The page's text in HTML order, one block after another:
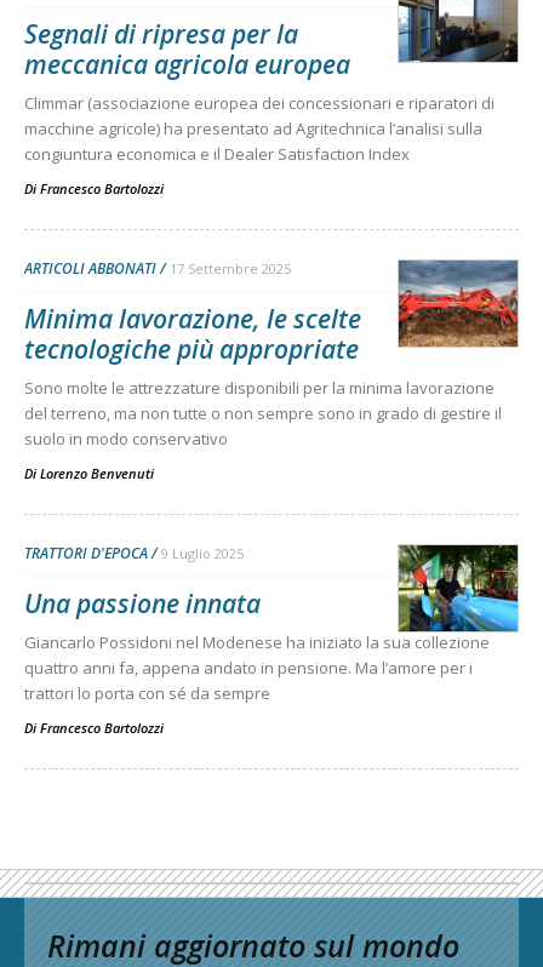
Segnali di ripresa per la
meccanica agricola europea
Climmar (associazione europea dei concessionari e riparatori di
macchine agricole) ha presentato ad Agritechnica l’analisi sulla
congiuntura economica e il Dealer Satisfaction Index
Di Francesco Bartolozzi
ARTICOLI ABBONATI 17 Settembre 2025
Minima lavorazione, le scelte
tecnologiche più appropriate
Sono molte le attrezzature disponibili per la minima lavorazione
del terreno, ma non tutte o non sempre sono in grado di gestire il
suolo in modo conservativo
Di Lorenzo Benvenuti
TRATTORI D'EPOCA 9 Luglio 2025
Una passione innata
Giancarlo Possidoni nel Modenese ha iniziato la sua collezione
quattro anni fa, appena andato in pensione. Ma l’amore per i
trattori lo porta con sé da sempre
Di Francesco Bartolozzi
Rimani aggiornato sul mondo